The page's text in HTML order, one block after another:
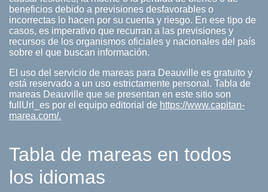
beneficios debido a previsiones desfavorables o
incorrectas lo hacen por su cuenta y riesgo. En ese tipo de
casos, es imperativo que recurran a las previsiones y
recursos de los organismos oficiales y nacionales del país
sobre el que buscan información.
El uso del servicio de mareas para Deauville es gratuito y
está reservado a un uso estrictamente personal. Tabla de
mareas Deauville que se presentan en este sitio son
fullUrl_es por el equipo editorial de https://www.capitan-
marea.com/.
Tabla de mareas en todos
los idiomas